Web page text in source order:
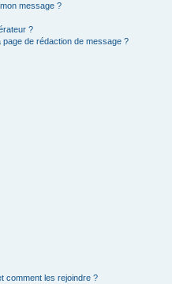
message ?
?
de rédaction de message ?
comment les rejoindre ?